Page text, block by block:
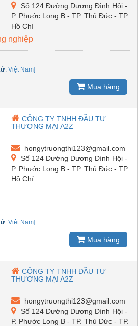
Số 124 Đường Dương Đình Hội -
P. Phước Long B - TP. Thủ Đức - TP.
Hồ Chí
nghiệp
: Việt Nam]
Mua hàng
CÔNG TY TNHH ĐẦU TƯ
THƯƠNG MẠI A2Z
hongytruongthi123@gmail.com
Số 124 Đường Dương Đình Hội -
P. Phước Long B - TP. Thủ Đức - TP.
Hồ Chí
: Việt Nam]
Mua hàng
CÔNG TY TNHH ĐẦU TƯ
THƯƠNG MẠI A2Z
hongytruongthi123@gmail.com
Số 124 Đường Dương Đình Hội -
P. Phước Long B - TP. Thủ Đức - TP.